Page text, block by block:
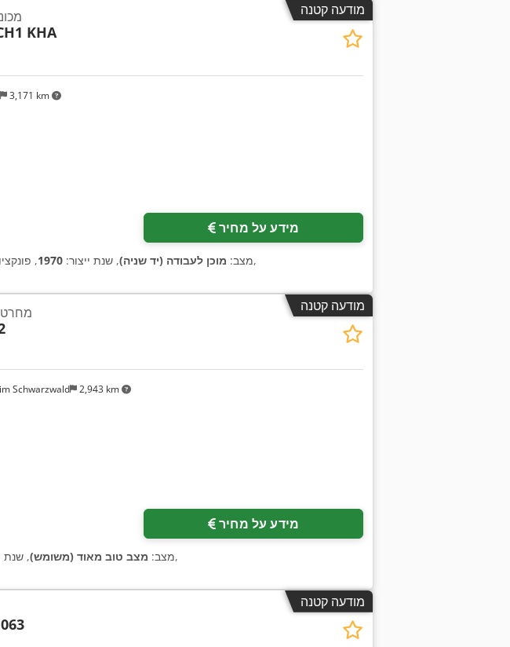
מודעה קטנה
3,171 km
KHA
מידע על מחיר
מצב: מוכן לעבודה (יד שניה), שנת ייצור: 1970
, ,
מודעה קטנה
Schwarzwald 2,943 km
מידע על מחיר
מצב: מצב טוב מאוד (משומש), שנת ,
מודעה קטנה